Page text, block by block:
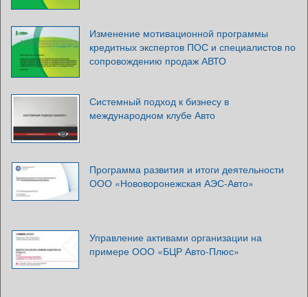
Изменение мотивационной программы
кредитных экспертов ПОС и специалистов по
сопровождению продаж АВТО
Системный подход к бизнесу в
международном клубе Авто
Программа развития и итоги деятельности
ООО «Нововоронежская АЭС-Авто»
Управление активами организации на
примере ООО «БЦР Авто-Плюс»